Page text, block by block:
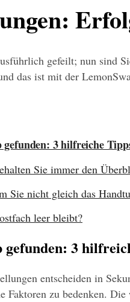
gefeilt; nun sind
das ist mit der
3 hilfreiche
Sie immer den
Sie nicht gleich das
leer bleibt?
3
entscheiden in
Faktoren zu bedenken.